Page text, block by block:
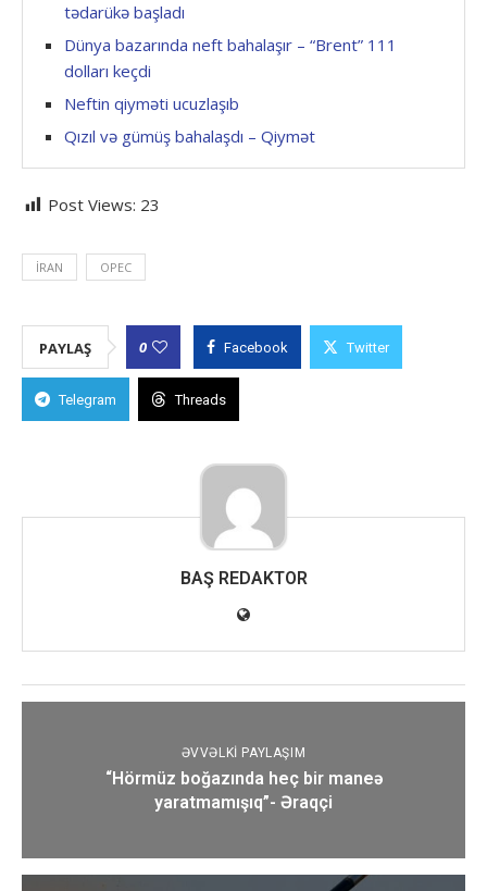
tədarükə başladı
Dünya bazarında neft bahalaşır – “Brent” 111
dolları keçdi
Neftin qiyməti ucuzlaşıb
Qızıl və gümüş bahalaşdı – Qiymət
Post Views: 23
İRAN OPEC
PAYLAŞ 0 Facebook Twitter
Telegram Threads
BAŞ REDAKTOR
ƏVVƏLKI PAYLAŞIM
“Hörmüz boğazında heç bir maneə
yaratmamışıq”- Əraqçi